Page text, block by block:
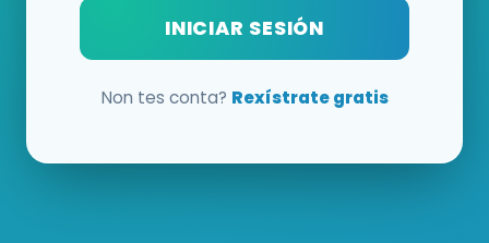
INICIAR SESIÓN
Non tes conta? Rexístrate gratis